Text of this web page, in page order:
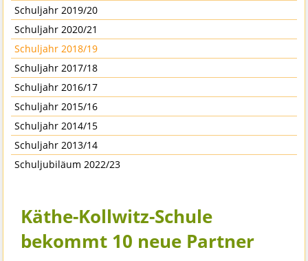
Schuljahr 2019/20
Schuljahr 2020/21
Schuljahr 2018/19
Schuljahr 2017/18
Schuljahr 2016/17
Schuljahr 2015/16
Schuljahr 2014/15
Schuljahr 2013/14
Schuljubiläum 2022/23
Käthe-Kollwitz-Schule
bekommt 10 neue Partner